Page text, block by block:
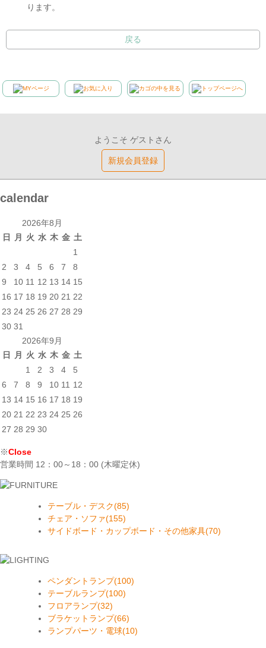
ります。
戻る
ようこそ ゲストさん
新規会員登録
calendar
2026年8月
日
月 火 水 木 金 土
1
2
3 4 5 6 7
8
9
10 11 12 13 14 15
16 17 18 19 20 21 22
23 24 25 26 27 28 29
30 31
2026年9月
日
月 火 水 木 金 土
1
2 3 4
5
6
7 8 9 10 11 12
13 14 15 16 17 18 19
20 21 22 23 24 25 26
27 28 29 30
※Close
営業時間 12：00～18：00 (木曜定休)
テーブル・デスク(85)
チェア・ソファ(155)
サイドボード・カップボード・その他家具(70)
ペンダントランプ(100)
テーブルランプ(100)
フロアランプ(32)
ブラケットランプ(66)
ランプパーツ・電球(10)